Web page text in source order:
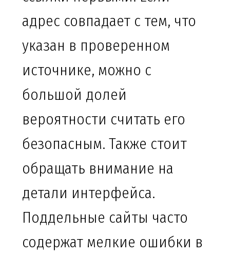
адрес совпадает с тем, что
указан в проверенном
источнике, можно с
большой долей
вероятности считать его
безопасным. Также стоит
обращать внимание на
детали интерфейса.
Поддельные сайты часто
содержат мелкие ошибки в